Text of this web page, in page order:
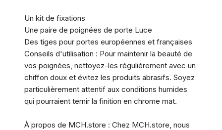
Un kit de fixations
Une paire de poignées de porte Luce
Des tiges pour portes européennes et françaises
Conseils d'utilisation : Pour maintenir la beauté de
vos poignées, nettoyez-les régulièrement avec un
chiffon doux et évitez les produits abrasifs. Soyez
particulièrement attentif aux conditions humides
qui pourraient ternir la finition en chrome mat.
À propos de MCH.store : Chez MCH.store, nous